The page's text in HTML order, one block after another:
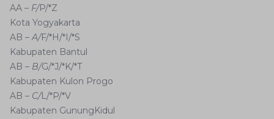
AA – F/P/*Z
Kota Yogyakarta
AB –A/F/*H/*I/*S
Kabupaten Bantul
AB – B/G/*J/*K/*T
Kabupaten Kulon Progo
AB – C/L/*P/*V
Kabupaten GunungKidul